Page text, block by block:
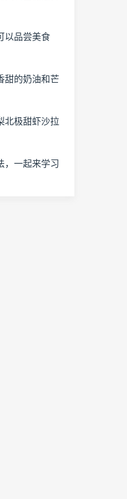
以品尝美食
甜的奶油和芒
北极甜虾沙拉
，一起来学习